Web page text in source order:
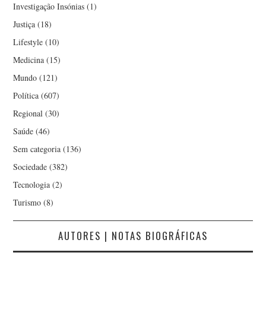
Investigação Insónias (1)
Justiça (18)
Lifestyle (10)
Medicina (15)
Mundo (121)
Política (607)
Regional (30)
Saúde (46)
Sem categoria (136)
Sociedade (382)
Tecnologia (2)
Turismo (8)
AUTORES | NOTAS BIOGRÁFICAS